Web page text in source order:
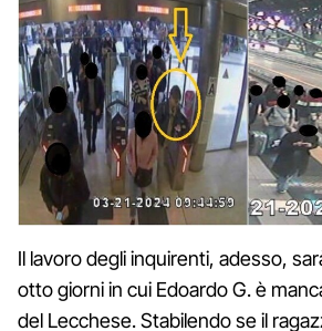
Il lavoro degli inquirenti, adesso,
otto giorni in cui Edoardo G. è
del Lecchese. Stabilendo se il